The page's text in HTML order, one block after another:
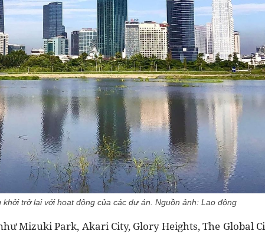
trở lại với hoạt động của các dự án. Nguồn ảnh: Lao động
Mizuki Park, Akari City, Glory Heights, The Global